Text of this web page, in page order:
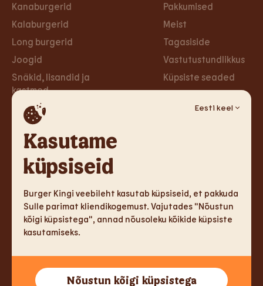
Kasutame
küpsiseid
Eesti keel
Burger Kingi veebileht kasutab küpsiseid, et pakkuda
Sulle parimat kliendikogemust. Vajutades "Nõustun
kõigi küpsistega", annad nõusoleku kõikide küpsiste
kasutamiseks.
Nõustun kõigi küpsistega
Kanaburgerid
Kalaburgerid
Long burgerid
Joogid
Snäkid, lisandid ja
kastmed
Taimsed burgerid ja
wrapid
Magustoidud
Pakkumised
Meist
Tagasiside
Vastutustundlikkus
Küpsiste seaded
Ligipääsetavus
Tule tööle
Tule tööle
Facebook
Instagram
TM & Copyright 2026 Burger King Corporation. Kõik õigused